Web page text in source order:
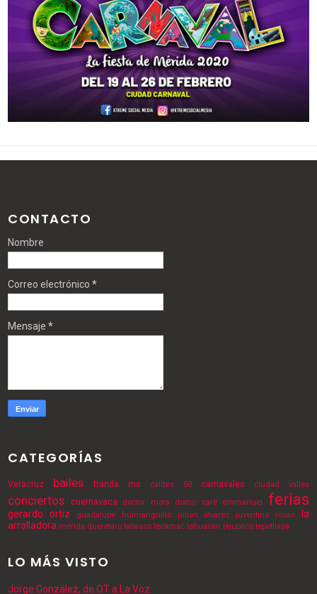
CONTACTO
Nombre
Correo electrónico*
Mensaje*
CATEGORÍAS
Veracruz bailes banda ms calibre 50 carnavales ciudad valles
conciertos cuernavaca doctor mora domo care emmanuel ferias
gerardo ortiz guadalupe huimanguillo julion alvarez juventino rosas
la
arrolladora merida queretaro tabasco tecamac tehuacan tejupilco tepetlixpa
LO MÁS VISTO
Jorge González, de OT a La Voz